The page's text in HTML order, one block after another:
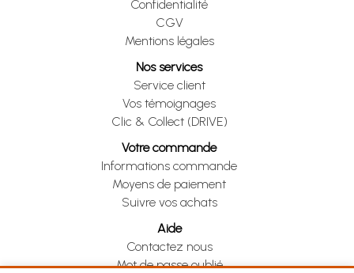
Confidentialité
CGV
Mentions légales
Nos services
Service client
Vos témoignages
Clic & Collect (DRIVE)
Votre commande
Informations commande
Moyens de paiement
Suivre vos achats
Aide
Contactez nous
Mot de passe oublié